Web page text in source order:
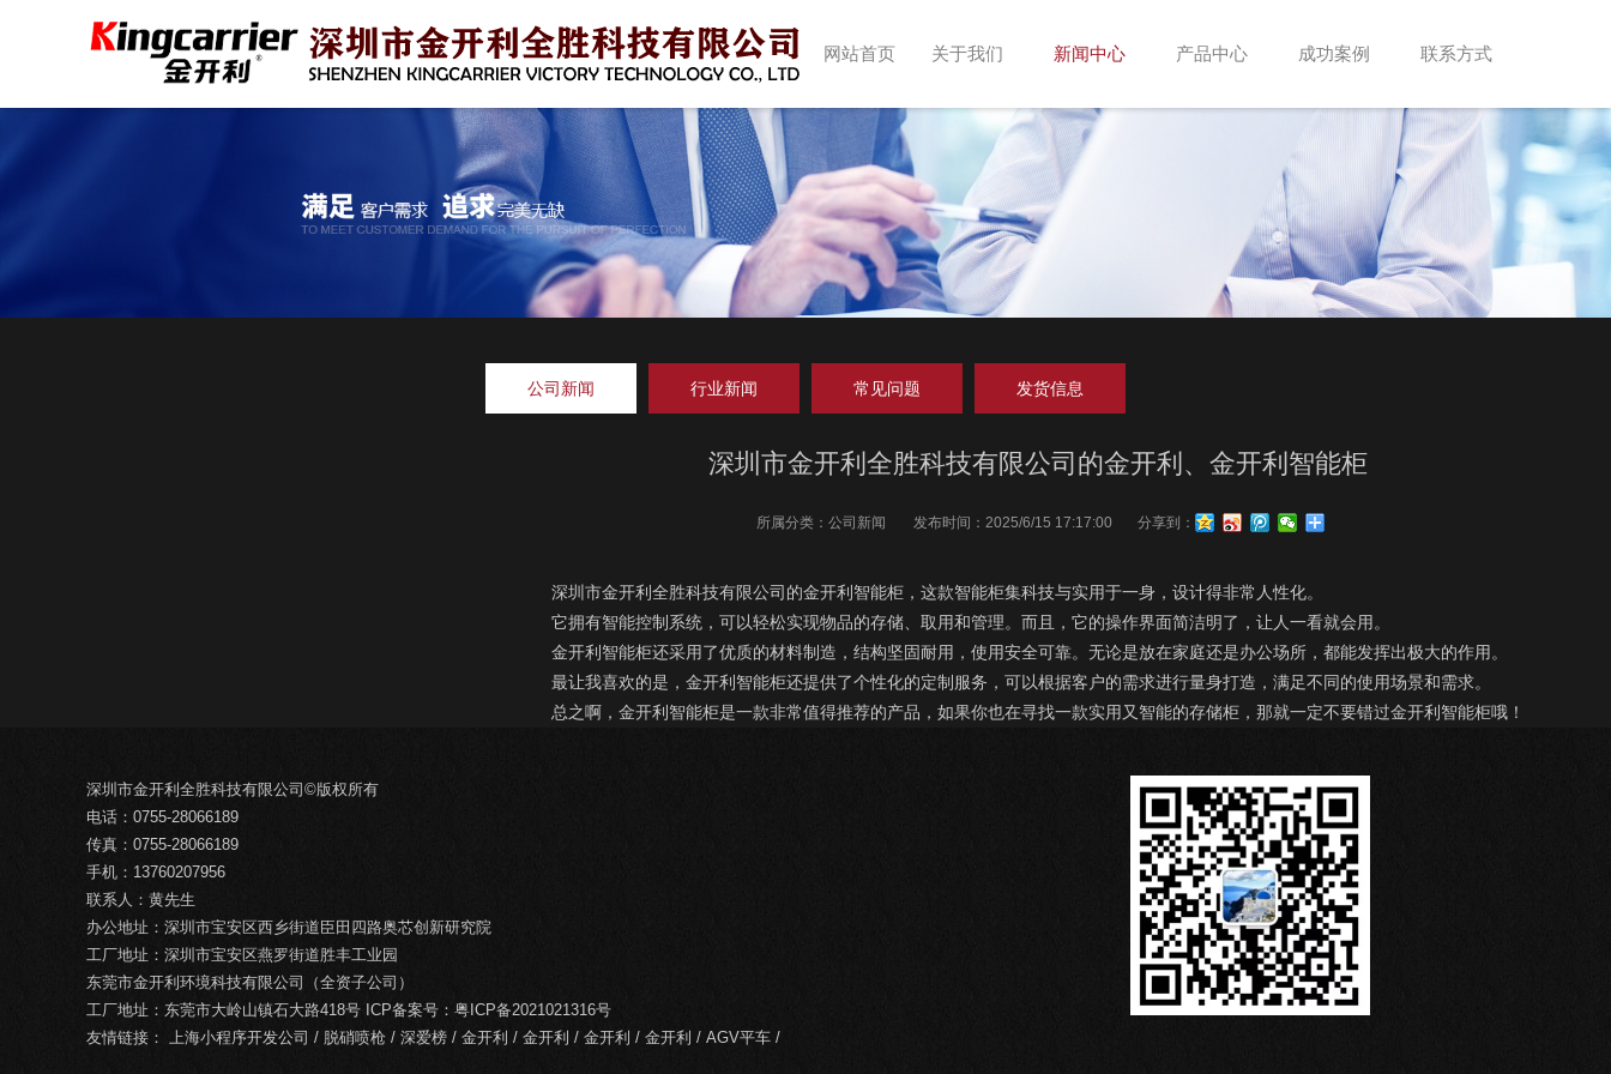
网站首页 关于我们 新闻中心 产品中心 成功案例 联系方式
公司新闻 行业新闻 常见问题 发货信息
深圳市金开利全胜科技有限公司的金开利、金开利智能柜
所属分类： 公司新闻 发布时间： 2025/6/15 17:17:00 分享到：
深圳市金开利全胜科技有限公司的金开利智能柜，这款智能柜集科技与实用于一身，设计得非常人性化。
它拥有智能控制系统，可以轻松实现物品的存储、取用和管理。而且，它的操作界面简洁明了，让人一看就会用。
金开利智能柜还采用了优质的材料制造，结构坚固耐用，使用安全可靠。无论是放在家庭还是办公场所，都能发挥出极大的作用。
最让我喜欢的是，金开利智能柜还提供了个性化的定制服务，可以根据客户的需求进行量身打造，满足不同的使用场景和需求。
总之啊，金开利智能柜是一款非常值得推荐的产品，如果你也在寻找一款实用又智能的存储柜，那就一定不要错过金开利智能柜哦！
深圳市金开利全胜科技有限公司©版权所有
电话：0755-28066189
传真：0755-28066189
手机：13760207956
联系人：黄先生
办公地址：深圳市宝安区西乡街道臣田四路奥芯创新研究院
工厂地址：深圳市宝安区燕罗街道胜丰工业园
东莞市金开利环境科技有限公司（全资子公司）
工厂地址：东莞市大岭山镇石大路418号 ICP备案号： 粤ICP备2021021316号
友情链接： 上海小程序开发公司 / 脱硝喷枪 / 深爱榜 / 金开利 / 金开利 / 金开利 / 金开利 / AGV平车 /